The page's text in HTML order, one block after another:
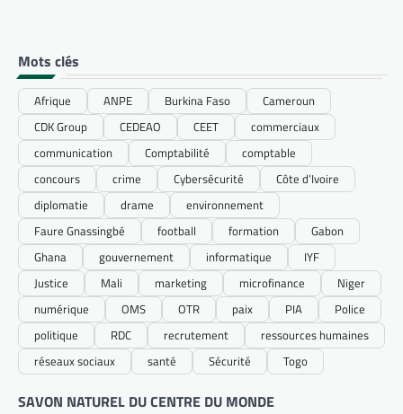
Mots clés
Afrique ANPE Burkina Faso
Cameroun
CDK Group
CEDEAO CEET
commerciaux
communication
Comptabilité
comptable
concours
crime Cybersécurité
Côte d’Ivoire
diplomatie
drame
environnement
Faure Gnassingbé
football formation
Gabon
Ghana
gouvernement informatique
IYF
Justice
Mali marketing microfinance
Niger
numérique
OMS OTR paix PIA
Police
politique
RDC recrutement
ressources humaines
réseaux sociaux
santé Sécurité Togo
SAVON NATUREL DU CENTRE DU MONDE